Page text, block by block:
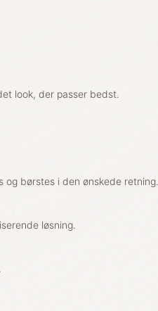
look, der passer bedst.
og børstes i den ønskede retning.
løsning.